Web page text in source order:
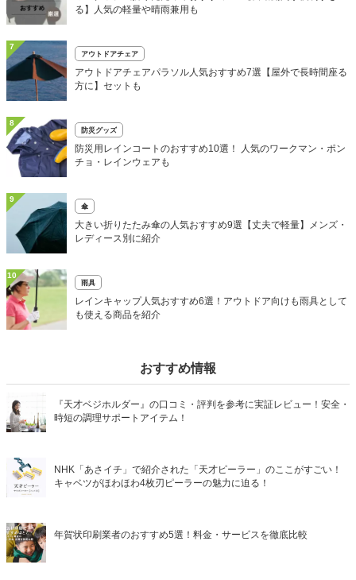
る】人気の軽量や晴雨兼用も
7
アウトドアチェア
アウトドアチェアパラソル人気おすすめ7選【屋外で長時間座る
方に】セットも
8
防災グッズ
防災用レインコートのおすすめ10選！ 人気のワークマン・ポン
チョ・レインウェアも
9
傘
大きい折りたたみ傘の人気おすすめ9選【丈夫で軽量】メンズ・
レディース別に紹介
10
雨具
レインキャップ人気おすすめ6選！アウトドア向けも雨具として
も使える商品を紹介
おすすめ情報
『天才ベジホルダー』の口コミ・評判を参考に実証レビュー！安全・
時短の調理サポートアイテム！
NHK「あさイチ」で紹介された「天才ピーラー」のここがすごい！
キャベツがほわほわ4枚刃ピーラーの魅力に迫る！
年賀状印刷業者のおすすめ5選！料金・サービスを徹底比較